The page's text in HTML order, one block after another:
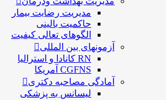
مديريت رضايت بيمار
حاكميت بالينی
الگوهای تعالی کيفيت
آزمونهای بین المللی
RN کانادا و استرالیا
CGFNS آمریکا
آمادگی مصاحبه دکتری
لیسانس به پزشکی